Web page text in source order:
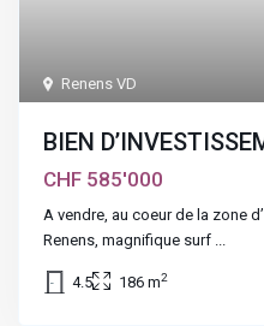
Renens VD
BIEN
CHF 585'000
A vendre, au coeur de la zone
Renens, magnifique surf ...
4.5 186 m2